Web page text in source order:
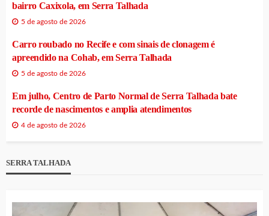
bairro Caxixola, em Serra Talhada
5 de agosto de 2026
Carro roubado no Recife e com sinais de clonagem é
apreendido na Cohab, em Serra Talhada
5 de agosto de 2026
Em julho, Centro de Parto Normal de Serra Talhada bate
recorde de nascimentos e amplia atendimentos
4 de agosto de 2026
SERRA TALHADA